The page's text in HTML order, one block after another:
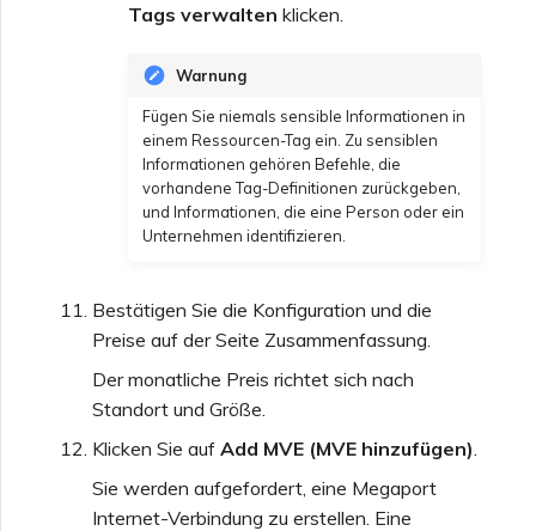
Tags verwalten klicken.
Warnung
Fügen Sie niemals sensible Informationen in
einem Ressourcen-Tag ein. Zu sensiblen
Informationen gehören Befehle, die
vorhandene Tag-Definitionen zurückgeben,
und Informationen, die eine Person oder ein
Unternehmen identifizieren.
Bestätigen Sie die Konfiguration und die
Preise auf der Seite Zusammenfassung.
Der monatliche Preis richtet sich nach
Standort und Größe.
Klicken Sie auf Add MVE (MVE hinzufügen).
Sie werden aufgefordert, eine Megaport
Internet-Verbindung zu erstellen. Eine